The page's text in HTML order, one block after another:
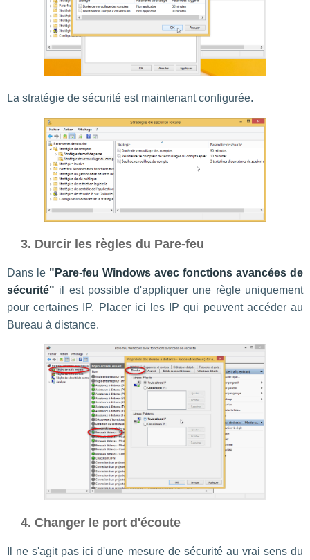
La stratégie de sécurité est maintenant configurée.
3. Durcir les règles du Pare-feu
Dans le "Pare-feu Windows avec fonctions avancées de
sécurité" il est possible d'appliquer une règle uniquement
pour certaines IP. Placer ici les IP qui peuvent accéder au
Bureau à distance.
4. Changer le port d'écoute
Il ne s'agit pas ici d'une mesure de sécurité au vrai sens du